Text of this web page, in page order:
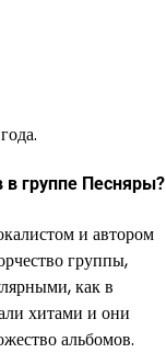
в группе Песняры?
и автором
группы,
как в
хитами и они
альбомов.